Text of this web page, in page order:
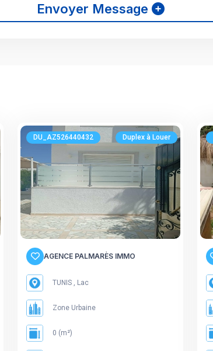
Envoyer Message
DU_AZ526440432 Duplex à Louer
AGENCE PALMARÈS IMMO
TUNIS , Lac
Zone Urbaine
0 (m²)